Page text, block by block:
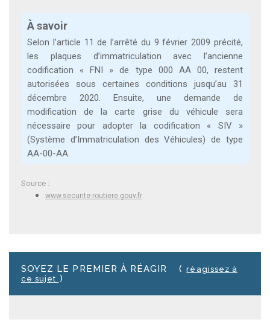
À savoir
Selon l’article 11 de l’arrêté du 9 février 2009 précité,
les plaques d’immatriculation avec l’ancienne
codification « FNI » de type 000 AA 00, restent
autorisées sous certaines conditions jusqu’au 31
décembre 2020. Ensuite, une demande de
modification de la carte grise du véhicule sera
nécessaire pour adopter la codification « SIV »
(Système d’Immatriculation des Véhicules) de type
AA-00-AA.
Source :
www.securite-routiere.gouv.fr
SOYEZ LE PREMIER À RÉAGIR ( réagissez à
ce sujet )